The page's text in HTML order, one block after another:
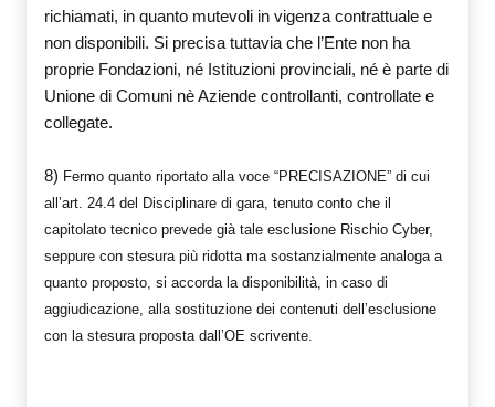
richiamati, in quanto mutevoli in vigenza contrattuale e
non disponibili. Si precisa tuttavia che l’Ente non ha
proprie Fondazioni, né Istituzioni provinciali, né è parte di
Unione di Comuni nè Aziende controllanti, controllate e
collegate.
8) Fermo quanto riportato alla voce “PRECISAZIONE” di cui
all’art. 24.4 del Disciplinare di gara, tenuto conto che il
capitolato tecnico prevede già tale esclusione Rischio Cyber,
seppure con stesura più ridotta ma sostanzialmente analoga a
quanto proposto, si accorda la disponibilità, in caso di
aggiudicazione, alla sostituzione dei contenuti dell’esclusione
con la stesura proposta dall’OE scrivente.